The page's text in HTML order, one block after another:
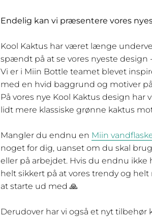
Endelig kan vi præsentere vores
Kool Kaktus har været længe
spændt på at se vores nyeste design
Vi er i Miin Bottle teamet blevet
med en hvid baggrund og motiver
På vores nye Kool Kaktus design
lidt mere klassiske grønne kaktus
Mangler du endnu en Miin
noget for dig, uanset om du skal
eller på arbejdet. Hvis du endnu ikke
helt sikkert på at vores trendy og
at starte ud med 🙏
Derudover har vi også et nyt tilbehør